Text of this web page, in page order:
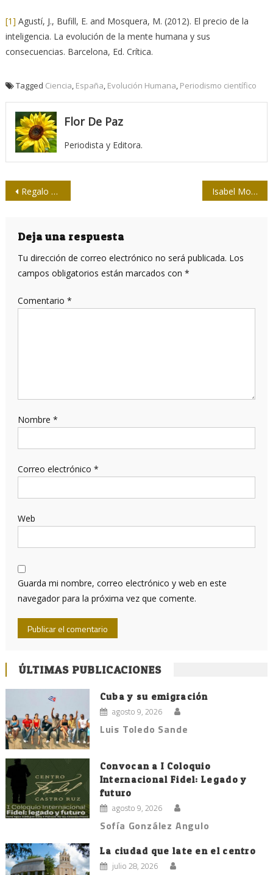
[1] Agustí, J., Bufill, E. and Mosquera, M. (2012). El precio de la
inteligencia. La evolución de la mente humana y sus
consecuencias. Barcelona, Ed. Crítica.
Tagged Ciencia España Evolución Humana Periodismo científico
Flor De Paz
Periodista y Editora.
Navegación
entradas
Regalo de Navidad Isabel Moya Richard, en búsqueda de su horizonte
Deja una respuesta
Tu dirección de correo electrónico no será publicada. Los
campos obligatorios están marcados con *
Comentario *
Nombre *
Correo electrónico *
Web
Guarda mi nombre, correo electrónico y web en este
navegador para la próxima vez que comente.
ÚLTIMAS PUBLICACIONES
Cuba y su emigración
agosto 9, 2026
Luis Toledo Sande
Convocan a I Coloquio
Internacional Fidel: Legado y
futuro
agosto 9, 2026
Sofía González Angulo
La ciudad que late en el centro
julio 28, 2026